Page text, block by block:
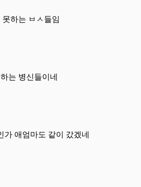
하는 ㅂㅅ들임
는 병신들이네
가 애엄마도 같이 갔겠네